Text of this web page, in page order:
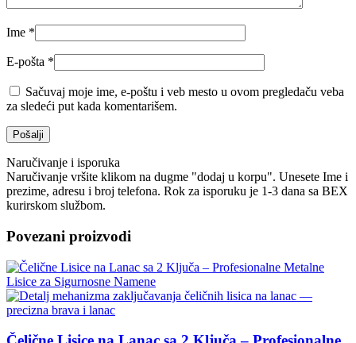
Ime *
E-pošta *
Sačuvaj moje ime, e-poštu i veb mesto u ovom pregledaču veba
za sledeći put kada komentarišem.
Naručivanje i isporuka
Naručivanje vršite klikom na dugme "dodaj u korpu". Unesete Ime i
prezime, adresu i broj telefona. Rok za isporuku je 1-3 dana sa BEX
kurirskom službom.
Povezani proizvodi